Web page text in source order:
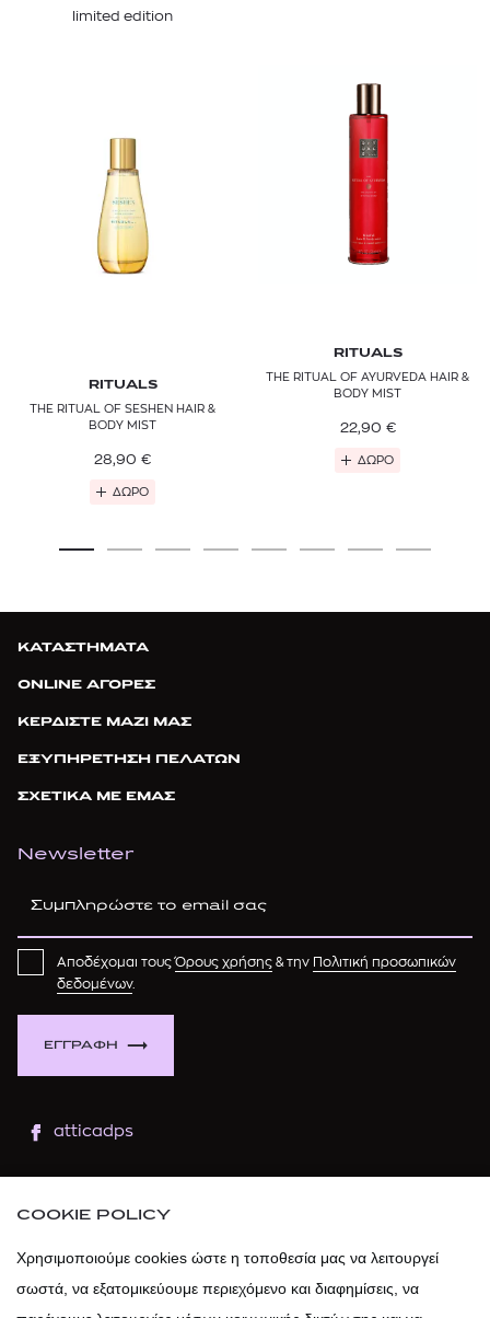
limited edition
RITUALS
THE RITUAL OF SESHEN HAIR &
BODY MIST
28,90 €
ΔΩΡΟ
RITUALS
THE RITUAL OF AYURVEDA HAIR &
BODY MIST
22,90 €
ΔΩΡΟ
ΚΑΤΑΣΤΗΜΑΤΑ
ONLINE ΑΓΟΡΕΣ
ΚΕΡΔΙΣΤΕ ΜΑΖΙ ΜΑΣ
ΕΞΥΠΗΡΕΤΗΣΗ ΠΕΛΑΤΩΝ
ΣΧΕΤΙΚΑ ΜΕ ΕΜΑΣ
Newsletter
ΕΓΓΡΑΦΗ
Αποδέχομαι τουςΌρους χρήσης & την Πολιτική προσωπικών
δεδομένων.
atticadps
atticadps
COOKIE POLICY
Χρησιμοποιούμε cookies ώστε η τοποθεσία μας να λειτουργεί
σωστά, να εξατομικεύουμε περιεχόμενο και διαφημίσεις, να